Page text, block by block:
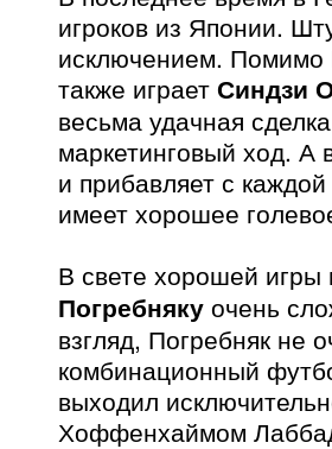
игроков из Японии.
исключением. Помимо
также играет Синдзи
весьма удачная
маркетинговый ход. А
и прибавляет с
имеет хорошее
В свете хорошей
Погребняку очень
взгляд, Погребняк не
комбинационный
выходил
Хоффенхаймом